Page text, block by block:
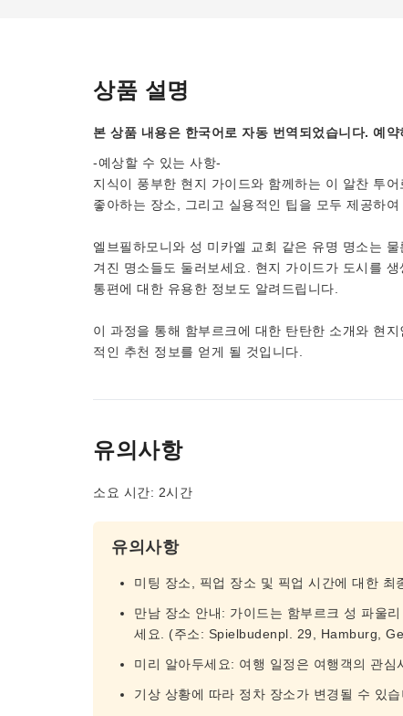
상품 설명
본 상품 내용은 한국어로 자동 번역되었습니다. 예
-예상할 수 있는 사항-
지식이 풍부한 현지 가이드와 함께하는 이 알찬 투
좋아하는 장소, 그리고 실용적인 팁을 모두 제공하
엘브필하모니와 성 미카엘 교회 같은 유명 명소는
겨진 명소들도 둘러보세요. 현지 가이드가 도시를
통편에 대한 유용한 정보도 알려드립니다.
이 과정을 통해 함부르크에 대한 탄탄한 소개와 현
적인 추천 정보를 얻게 될 것입니다.
유의사항
소요 시간: 2시간
유의사항
미팅 장소, 픽업 장소 및 픽업 시간에 대한 최
만남 장소 안내: 가이드는 함부르크 성 파울
세요. (주소: Spielbudenpl. 29, Hamburg,
미리 알아두세요: 여행 일정은 여행객의 관심
기상 상황에 따라 정차 장소가 변경될 수 있습